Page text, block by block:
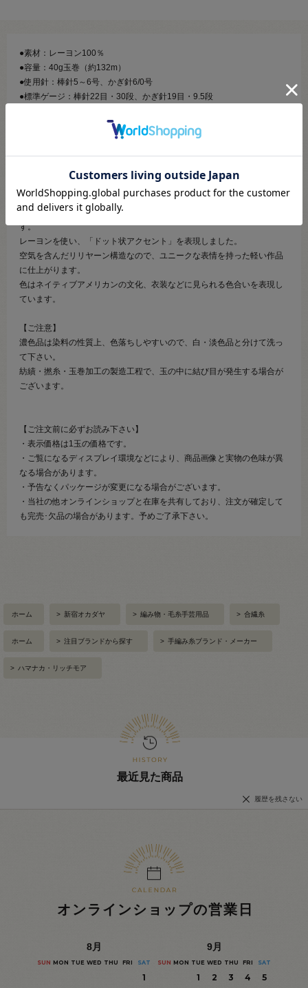
●素材：レーヨン100％
●容量：40g玉巻（約132m）
●使用針：棒針5～6号、かぎ針6/0号
●標準ゲージ：棒針22目・30段、かぎ針19目・9.5段
●必要玉数の目安：ベスト5～6玉、半袖プルオーバー5～6玉
アクセントカラー2色を撚糸しながら、ベースカラーのリリヤーンで包ん
だ3色のレーヨン糸で構成したファンシーヤーンです。
所々で内部のアクセントカラーが表面にモールのような表情で現れま
す。
レーヨンを使い、「ドット状アクセント」を表現しました。
空気を含んだリリヤーン構造なので、ユニークな表情を持った軽い作品
に仕上がります。
色はネイティブアメリカンの文化、衣装などに見られる色合いを表現し
ています。
【ご注意】
濃色品は染料の性質上、色落ちしやすいので、白・淡色品と分けて洗っ
て下さい。
紡績・撚糸・玉巻加工の製造工程で、玉の中に結び目が発生する場合が
ございます。
【ご注文前に必ずお読み下さい】
・表示価格は1玉の価格です。
・ご覧になるディスプレイ環境などにより、商品画像と実物の色味が異
なる場合があります。
・予告なくパッケージが変更になる場合がございます。
・当社の他オンラインショップと在庫を共有しており、注文が確定して
も完売･欠品の場合があります。予めご了承下さい。
ホーム > 新宿オカダヤ > 編み物・毛糸手芸用品 > 合繊糸
ホーム > 注目ブランドから探す > 手編み糸ブランド・メーカー
> ハマナカ・リッチモア
最近見た商品
履歴を残さない
オンラインショップの営業日
8月
SUN MON TUE WED THU FRI SAT
1
9月
SUN MON TUE WED THU FRI SAT
1 2 3 4
5